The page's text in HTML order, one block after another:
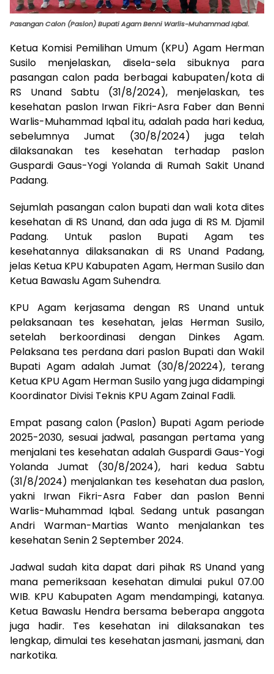
Pasangan Calon (Paslon) Bupati Agam Benni Warlis-Muhammad Iqbal.
Ketua Komisi Pemilihan Umum (KPU) Agam Herman
Susilo menjelaskan, disela-sela sibuknya para
pasangan calon pada berbagai kabupaten/kota di
RS Unand Sabtu (31/8/2024), menjelaskan, tes
kesehatan paslon Irwan Fikri-Asra Faber dan Benni
Warlis-Muhammad Iqbal itu, adalah pada hari kedua,
sebelumnya Jumat (30/8/2024) juga telah
dilaksanakan tes kesehatan terhadap paslon
Guspardi Gaus-Yogi Yolanda di Rumah Sakit Unand
Padang.
Sejumlah pasangan calon bupati dan wali kota dites
kesehatan di RS Unand, dan ada juga di RS M. Djamil
Padang. Untuk paslon Bupati Agam tes
kesehatannya dilaksanakan di RS Unand Padang,
jelas Ketua KPU Kabupaten Agam, Herman Susilo dan
Ketua Bawaslu Agam Suhendra.
KPU Agam kerjasama dengan RS Unand untuk
pelaksanaan tes kesehatan, jelas Herman Susilo,
setelah berkoordinasi dengan Dinkes Agam.
Pelaksana tes perdana dari paslon Bupati dan Wakil
Bupati Agam adalah Jumat (30/8/20224), terang
Ketua KPU Agam Herman Susilo yang juga didampingi
Koordinator Divisi Teknis KPU Agam Zainal Fadli.
Empat pasang calon (Paslon) Bupati Agam periode
2025-2030, sesuai jadwal, pasangan pertama yang
menjalani tes kesehatan adalah Guspardi Gaus-Yogi
Yolanda Jumat (30/8/2024), hari kedua Sabtu
(31/8/2024) menjalankan tes kesehatan dua paslon,
yakni Irwan Fikri-Asra Faber dan paslon Benni
Warlis-Muhammad Iqbal. Sedang untuk pasangan
Andri Warman-Martias Wanto menjalankan tes
kesehatan Senin 2 September 2024.
Jadwal sudah kita dapat dari pihak RS Unand yang
mana pemeriksaan kesehatan dimulai pukul 07.00
WIB. KPU Kabupaten Agam mendampingi, katanya.
Ketua Bawaslu Hendra bersama beberapa anggota
juga hadir. Tes kesehatan ini dilaksanakan tes
lengkap, dimulai tes kesehatan jasmani, jasmani, dan
narkotika.